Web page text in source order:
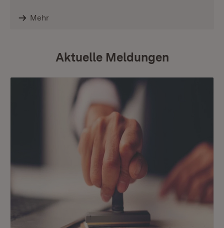
Mehr
Aktuelle Meldungen